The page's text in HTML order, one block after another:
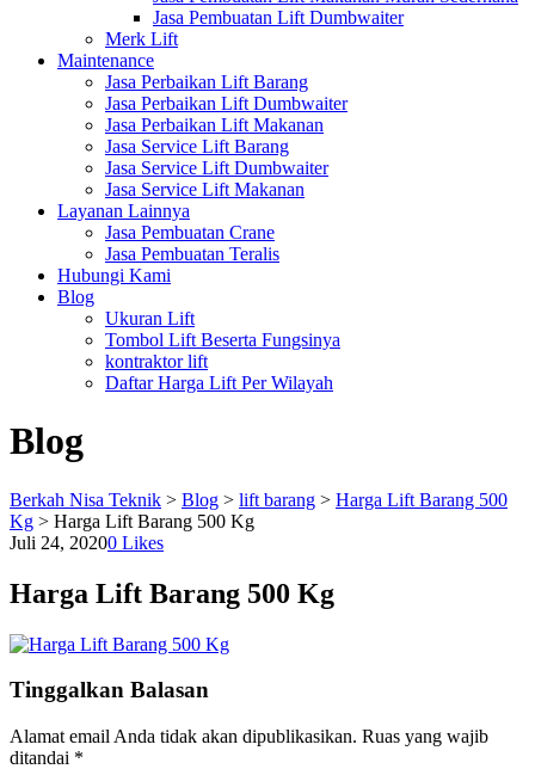
Jasa Pembuatan Lift Dumbwaiter
Merk Lift
Maintenance
Jasa Perbaikan Lift Barang
Jasa Perbaikan Lift Dumbwaiter
Jasa Perbaikan Lift Makanan
Jasa Service Lift Barang
Jasa Service Lift Dumbwaiter
Jasa Service Lift Makanan
Layanan Lainnya
Jasa Pembuatan Crane
Jasa Pembuatan Teralis
Hubungi Kami
Blog
Ukuran Lift
Tombol Lift Beserta Fungsinya
kontraktor lift
Daftar Harga Lift Per Wilayah
Blog
Berkah Nisa Teknik > Blog > lift barang > Harga Lift Barang 500
Kg > Harga Lift Barang 500 Kg
Juli 24, 20200 Likes
Harga Lift Barang 500 Kg
Tinggalkan Balasan
Alamat email Anda tidak akan dipublikasikan. Ruas yang wajib
ditandai *